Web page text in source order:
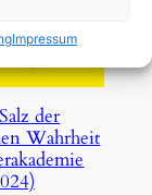
Impressum
der
Wahrheit